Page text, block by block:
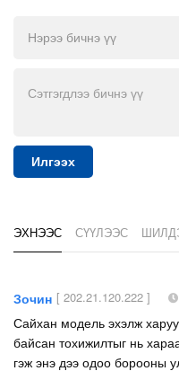
Илгээх
ЭХНЭЭС СҮҮЛЭЭС
Зочин [ 202.21.120.222 ]
Сайхан модель эхэлж
байсан тохижилтыг нь
гэж энэ дээ одоо борооны